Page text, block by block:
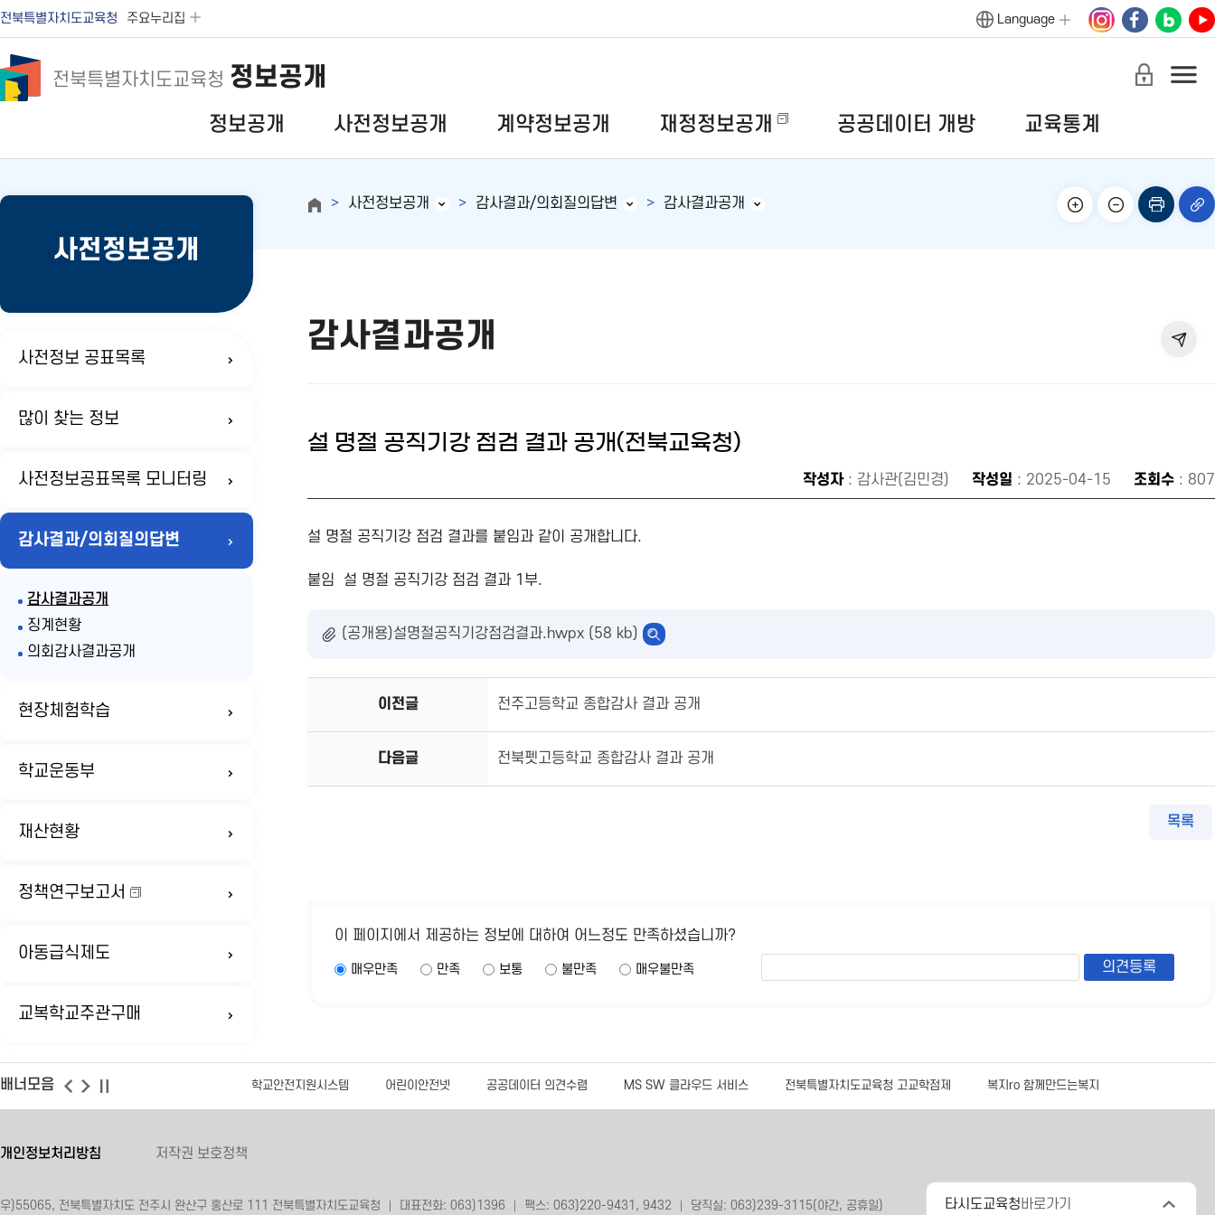
전북특별자치도교육청 주요누리집 Language
전북특별자치도교육청 정보공개
정보공개 사전정보공개 계약정보공개 재정정보공개 공공데이터 개방 교육통계
사전정보공개
사전정보 공표목록
많이 찾는 정보
사전정보공표목록 모니터링
감사결과/의회질의답변
감사결과공개
징계현황
의회감사결과공개
현장체험학습
학교운동부
재산현황
정책연구보고서
아동급식제도
교복학교주관구매
사전정보공개 감사결과/의회질의답변 감사결과공개
감사결과공개
설 명절 공직기강 점검 결과 공개(전북교육청)
작성자: 감사관(김민경) 작성일 : 2025-04-15 조회수 : 807
설 명절 공직기강 점검 결과를 붙임과 같이 공개합니다.
붙임 설 명절 공직기강 점검 결과 1부.
(공개용)설명절공직기강점검결과.hwpx (58 kb)
이전글 전주고등학교 종합감사 결과 공개
다음글 전북펫고등학교 종합감사 결과 공개
목록
이 페이지에서 제공하는 정보에 대하여 어느정도 만족하셨습니까?
매우만족 만족 보통 불만족 매우불만족
배너모음 학교안전지원시스템 어린이안전넷 공공데이터 의견수렴 MS SW 클라우드 서비스 전북특별자치도교육청 고교학점제 복지ro 함께만드는복지
타시도교육청 바로가기
개인정보처리방침 저작권 보호정책
우)55065, 전북특별자치도 전주시 완산구 홍산로 111 전북특별자치도교육청 대표전화: 063)1396 팩스: 063)220-9431, 9432 당직실: 063)239-3115(야간, 공휴일)